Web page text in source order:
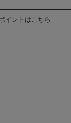
イントはこちら